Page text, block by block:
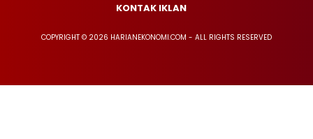
KONTAK IKLAN
COPYRIGHT © 2026 HARIANEKONOMI.COM - ALL RIGHTS RESERVED